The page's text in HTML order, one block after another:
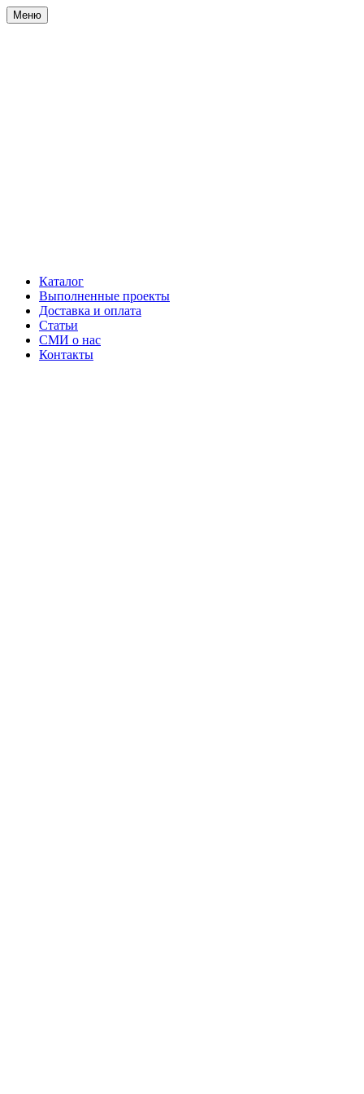
Меню
Каталог
Выполненные проекты
Доставка и оплата
Статьи
СМИ о нас
Контакты